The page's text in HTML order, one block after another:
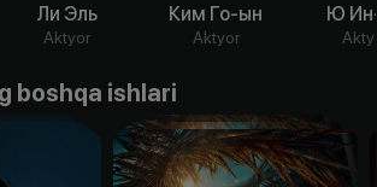
Ли Эль
Aktyor
Ким Го-ын
Aktyor
Ю
boshqa ishlari